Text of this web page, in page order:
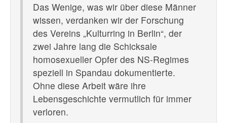
Das Wenige, was wir über diese Männer
wissen, verdanken wir der Forschung
des Vereins „Kulturring in Berlin“, der
zwei Jahre lang die Schicksale
homosexueller Opfer des NS-Regimes
speziell in Spandau dokumentierte.
Ohne diese Arbeit wäre ihre
Lebensgeschichte vermutlich für immer
verloren.